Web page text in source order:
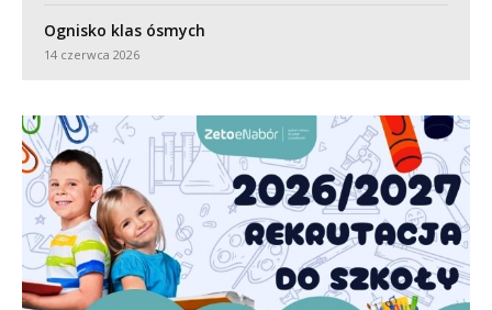
Ognisko klas ósmych
14 czerwca 2026